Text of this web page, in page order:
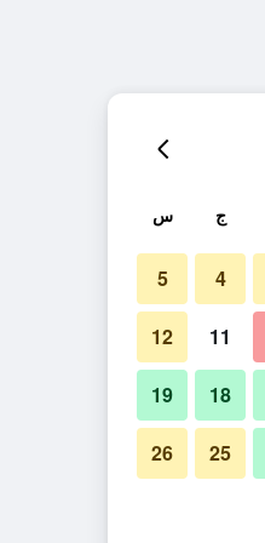
ج س
4
5
11
12
18
19
25
26